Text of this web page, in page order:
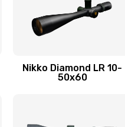
Nikko Diamond LR 10-
50x60